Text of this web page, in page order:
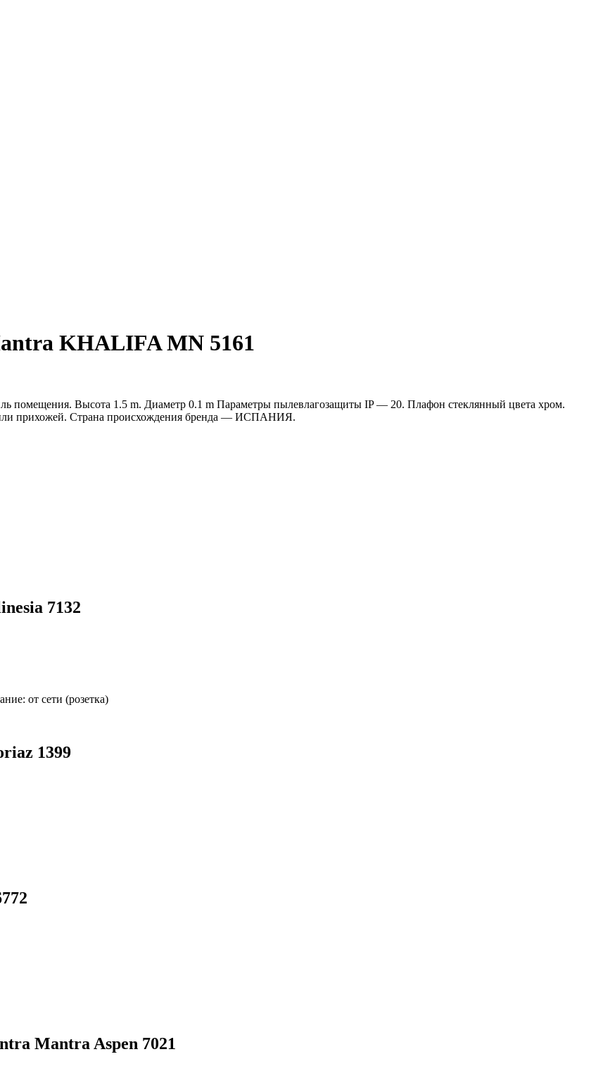
KHALIFA MN 5161
помещения. Высота 1.5 m. Диаметр 0.1 m Параметры пылевлагозащиты IP — 20. Плафон стеклянный цвета хром.
или прихожей. Страна происхождения бренда — ИСПАНИЯ.
7132
от сети (розетка)
1399
Mantra Aspen 7021